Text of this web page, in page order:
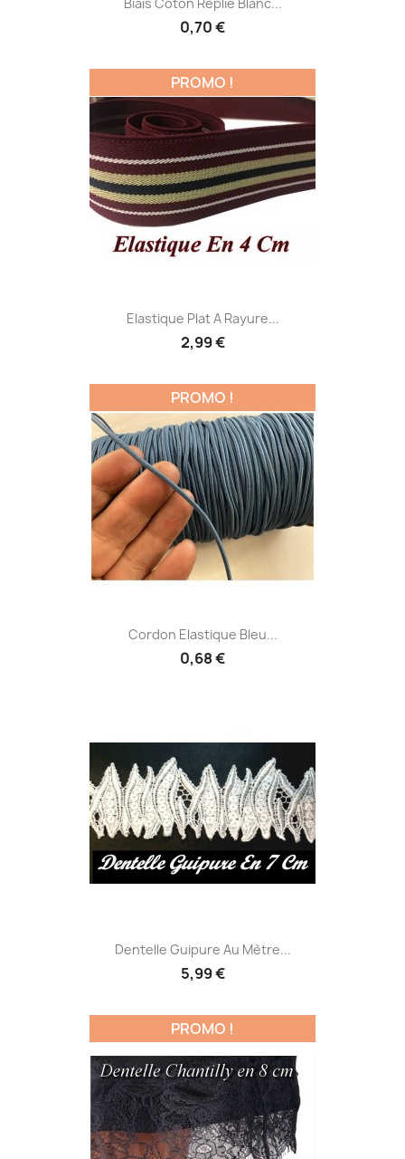
0,70 €
Elastique Plat A Rayure...
2,99 €
PROMO !
Cordon Elastique Bleu...
0,68 €
PROMO !
Dentelle Guipure Au Mètre...
5,99 €
PROMO !